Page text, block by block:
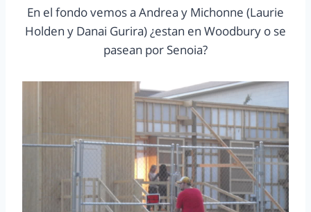
En el fondo vemos a Andrea y Michonne (Laurie
Holden y Danai Gurira) ¿estan en Woodbury o se
pasean por Senoia?